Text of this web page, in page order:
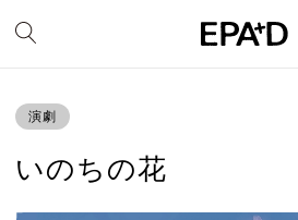
演劇
いのちの花